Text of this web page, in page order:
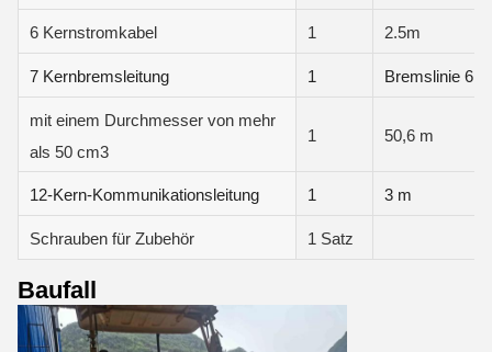
6 Kernstromkabel 1 2.5m
7 Kernbremsleitung 1 Bremslinie
mit einem Durchmesser von mehr
als 50 cm3
1 50,6 m
12-Kern-Kommunikationsleitung 1 3 m
Schrauben für Zubehör 1 Satz
Baufall